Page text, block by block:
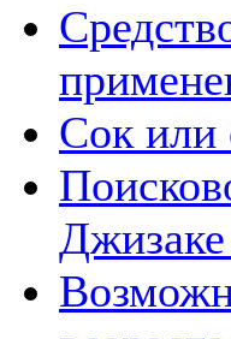
Сок или
Джизаке